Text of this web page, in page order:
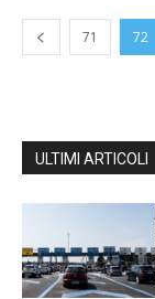
71 72
ULTIMI ARTICOLI